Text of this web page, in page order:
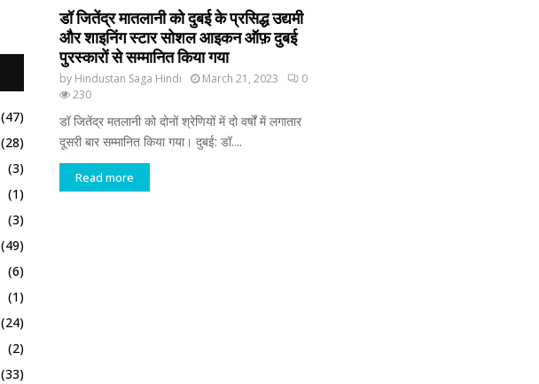
डॉ जितेंद्र मातलानी को दुबई के प्रसिद्ध उद्यमी
और शाइनिंग स्टार सोशल आइकन ऑफ़ दुबई
पुरस्कारों से सम्मानित किया गया
by Hindustan Saga Hindi March 21, 2023
0
230
डॉ जितेंद्र मतलानी को दोनों श्रेणियों में दो वर्षों में लगातार
दूसरी बार सम्मानित किया गया। दुबई: डॉ....
Read more
(47)
(28)
(3)
(1)
(3)
(49)
(6)
(1)
(24)
(2)
(33)